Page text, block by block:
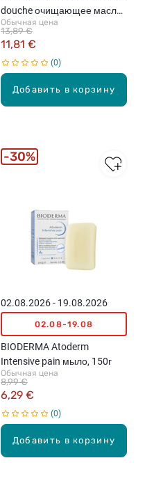
Добавить в корзину
douche очищающее масло
для душа, 200мл
Обычная цена
11,81 €
13,89 €
0
Добавить в корзину
02.08.2026 - 19.08.2026
02.08-19.08
BIODERMA Atoderm
Intensive pain мыло, 150г
Обычная цена
6,29 €
8,99 €
0
30%